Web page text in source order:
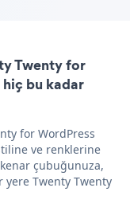
Twenty for
bu kadar
for WordPress
ve renklerine
çubuğunuza,
Twenty Twenty